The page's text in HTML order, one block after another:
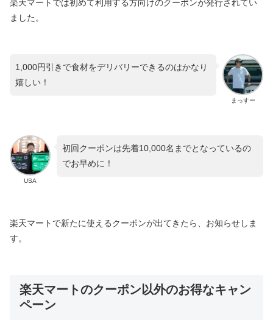
楽天マートでは初めて利用する方向けのクーポンが発行されてい
ました。
まっすー
1,000円引きで食材をデリバリーできるのはかなり
嬉しい！
USA
初回クーポンは先着10,000名までとなっているの
でお早めに！
楽天マートで新たに使えるクーポンが出てきたら、お知らせしま
す。
楽天マートのクーポン以外のお得なキャン
ペーン